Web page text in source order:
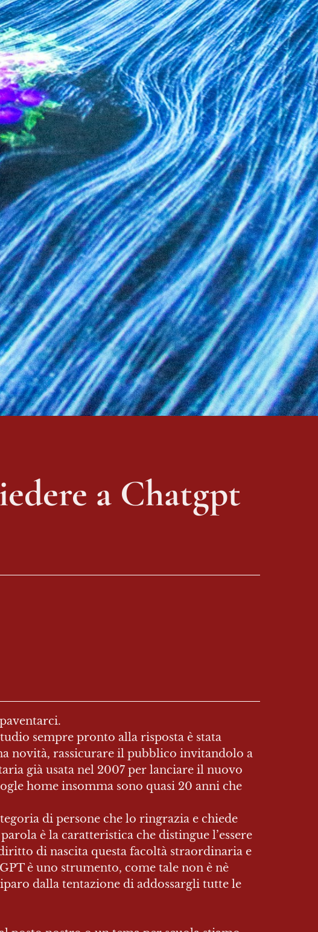
a Chatgpt
sempre pronto alla risposta è stata
novità, rassicurare il pubblico invitandolo a
già usata nel 2007 per lanciare il nuovo
home insomma sono quasi 20 anni che
di persone che lo ringrazia e chiede
è la caratteristica che distingue l’essere
di nascita questa facoltà straordinaria e
è uno strumento, come tale non è nè
dalla tentazione di addossargli tutte le